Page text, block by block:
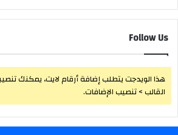
Follow Us
هذا الويدجت يتطلب إضافة أرقام لايت، يمكنك
القالب > تنصيب الإضافات.